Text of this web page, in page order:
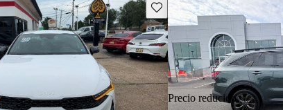
Guarda este Aviso
Precio reducido